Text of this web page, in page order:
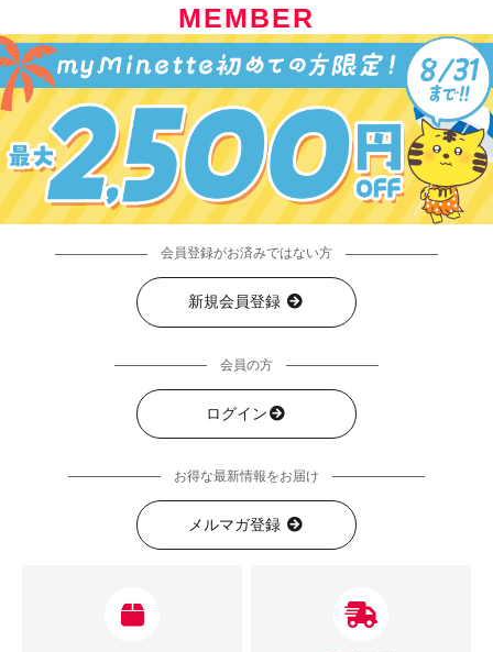
MEMBER
会員登録がお済みではない方
新規会員登録
会員の方
ログイン
お得な最新情報をお届け
メルマガ登録